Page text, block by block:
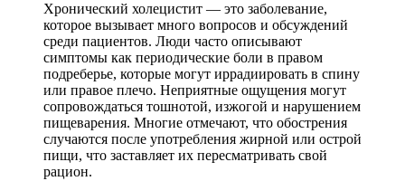
Хронический холецистит — это заболевание,
которое вызывает много вопросов и обсуждений
среди пациентов. Люди часто описывают
симптомы как периодические боли в правом
подреберье, которые могут иррадиировать в спину
или правое плечо. Неприятные ощущения могут
сопровождаться тошнотой, изжогой и нарушением
пищеварения. Многие отмечают, что обострения
случаются после употребления жирной или острой
пищи, что заставляет их пересматривать свой
рацион.